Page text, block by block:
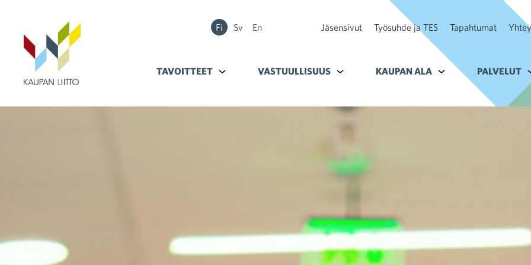
Fi Sv En Jäsensivut Työsuhde ja TES Tapahtumat
TAVOITTEET Alavalikko kohteelle Tavoitteet
VASTUULLISUUS Alavalikko kohteelle Vastuullisuus
KAUPAN ALA Alavalikko kohteelle
PALVELUT